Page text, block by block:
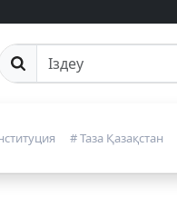
Сайттан іздеу
# Таза Қазақстан